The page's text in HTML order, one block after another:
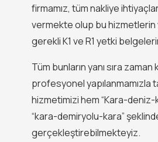
firmamız, tüm nakliye
vermekte olup bu hizmetlerin
gerekli K1 ve R1 yetki
Tüm bunların yanı sıra
profesyonel yapılanmamızla
hizmetimizi hem “Kara-deniz-
“kara-demiryolu-kara”
gerçekleştirebilmekteyiz.